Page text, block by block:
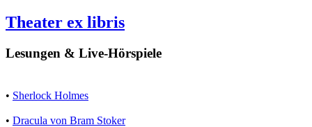
Theater ex libris
Lesungen & Live-Hörspiele
• Sherlock Holmes
• Dracula von Bram Stoker